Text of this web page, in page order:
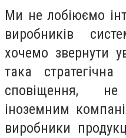
Ми не лобіюємо
виробників
хочемо звернути
така
сповіщення,
іноземним
виробники